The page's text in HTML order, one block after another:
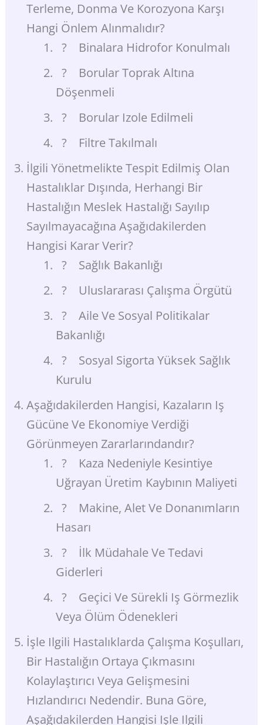
Terleme, Donma Ve Korozyona Karşı
Hangi Önlem Alınmalıdır?
? Binalara Hidrofor Konulmalı
? Borular Toprak Altına
Döşenmeli
? Borular Izole Edilmeli
? Filtre Takılmalı
İlgili Yönetmelikte Tespit Edilmiş Olan
Hastalıklar Dışında, Herhangi Bir
Hastalığın Meslek Hastalığı Sayılıp
Sayılmayacağına Aşağıdakilerden
Hangisi Karar Verir?
? Sağlık Bakanlığı
? Uluslararası Çalışma Örgütü
? Aile Ve Sosyal Politikalar
Bakanlığı
? Sosyal Sigorta Yüksek Sağlık
Kurulu
Aşağıdakilerden Hangisi, Kazaların Iş
Gücüne Ve Ekonomiye Verdiği
Görünmeyen Zararlarındandır?
? Kaza Nedeniyle Kesintiye
Uğrayan Üretim Kaybının Maliyeti
? Makine, Alet Ve Donanımların
Hasarı
? İlk Müdahale Ve Tedavi
Giderleri
? Geçici Ve Sürekli Iş Görmezlik
Veya Ölüm Ödenekleri
İşle Ilgili Hastalıklarda Çalışma Koşulları,
Bir Hastalığın Ortaya Çıkmasını
Kolaylaştırıcı Veya Gelişmesini
Hızlandırıcı Nedendir. Buna Göre,
Aşağıdakilerden Hangisi Işle Ilgili